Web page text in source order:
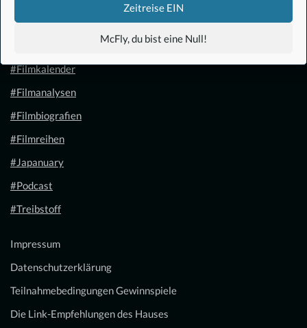
Zeitreise EIN
McFly, du bist eine Null!
#Anime
#Filmkalender
#Filmanalysen
#Filmbiografien
#Filmreihen
#Japanuary
#Podcast
#Treibstoff
Impressum
Datenschutzerklärung
Teilnahmebedingungen Gewinnspiele
Die Link-Empfehlungen des Hauses